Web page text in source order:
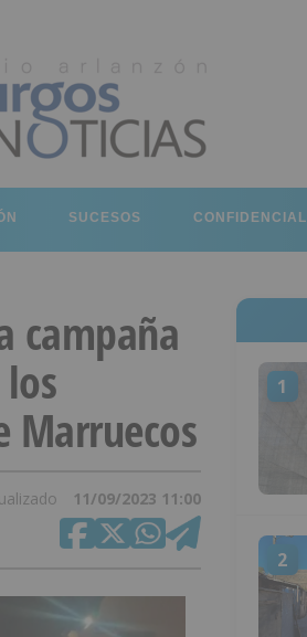
SUCESOS CONFIDENCIAL
campaña
Marruecos
11/09/2023 11:00
1
2